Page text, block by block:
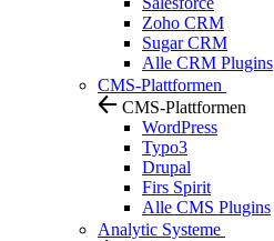
Zoho CRM
Sugar CRM
Alle CRM Plugins
CMS-Plattformen
CMS-Plattformen
WordPress
Typo3
Drupal
Firs Spirit
Alle CMS Plugins
Analytic Systeme